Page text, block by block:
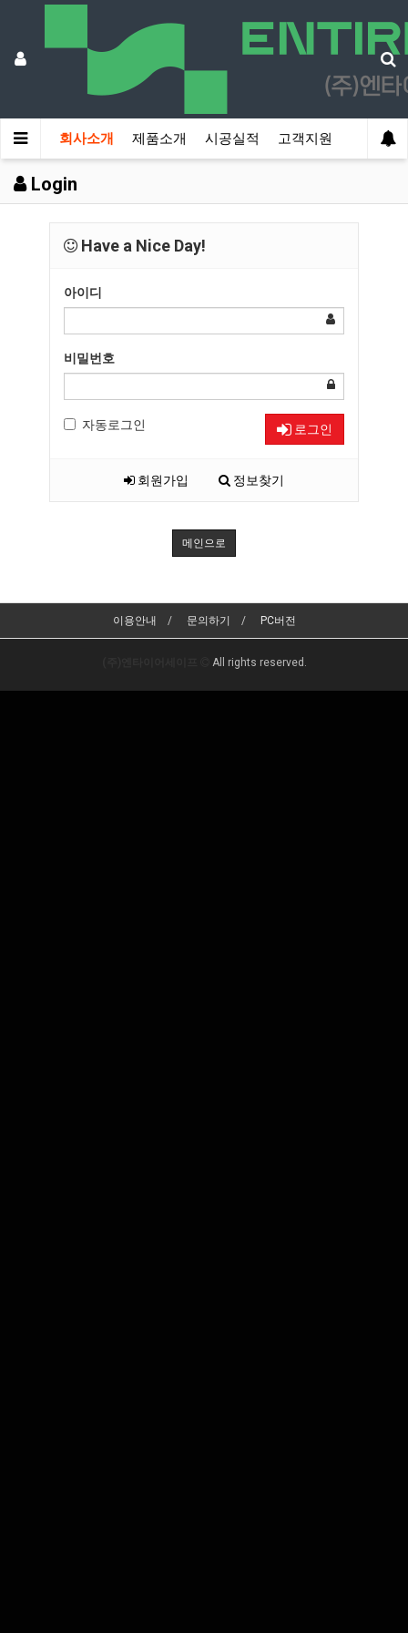
회사소개 제품소개 시공실적 고객지원
Login
Have a Nice Day!
아이디
비밀번호
자동로그인 로그인
회원가입 정보찾기
메인으로
이용안내 문의하기 PC버전
All rights reserved.